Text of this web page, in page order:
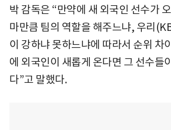
박 감독은 “만약에 새 외국인 선수가
마만큼 팀의 역할을 해주느냐, 우리
이 강하냐 못하느냐에 따라서 순위 차
에 외국인이 새롭게 온다면 그 선수들
다”고 말했다.